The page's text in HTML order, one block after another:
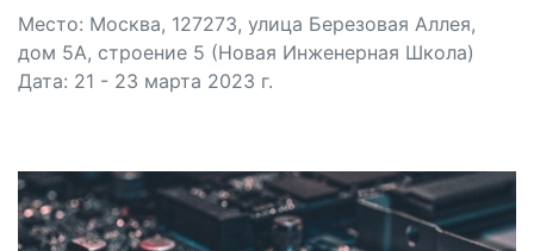
Место: Москва, 127273, улица Березовая Аллея,
дом 5А, строение 5 (Новая Инженерная Школа)
Дата: 21 - 23 марта 2023 г.